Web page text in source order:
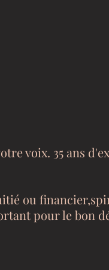
voix. 35 ans
ou
pour le bon